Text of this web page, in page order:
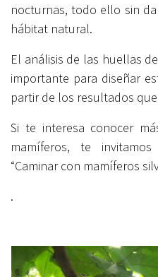
nocturnas, todo ello sin
hábitat natural.
El análisis de las huellas
importante para diseñar
partir de los resultados
Si te interesa conocer
mamíferos, te
“Caminar con mamíferos
.